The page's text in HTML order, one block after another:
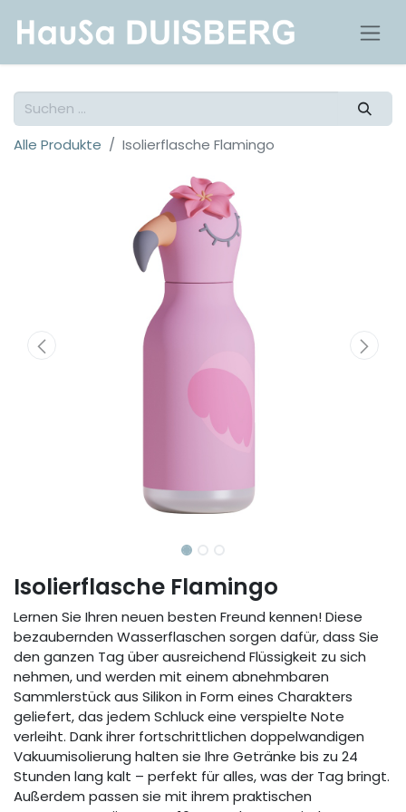
Alle Produkte Isolierflasche Flamingo
Isolierflasche Flamingo
Lernen Sie Ihren neuen besten Freund kennen! Diese
bezaubernden Wasserflaschen sorgen dafür, dass Sie
den ganzen Tag über ausreichend Flüssigkeit zu sich
nehmen, und werden mit einem abnehmbaren
Sammlerstück aus Silikon in Form eines Charakters
geliefert, das jedem Schluck eine verspielte Note
verleiht. Dank ihrer fortschrittlichen doppelwandigen
Vakuumisolierung halten sie Ihre Getränke bis zu 24
Stunden lang kalt – perfekt für alles, was der Tag bringt.
Außerdem passen sie mit ihrem praktischen